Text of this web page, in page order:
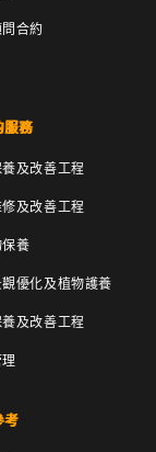
合約
服務
及改善工程
及改善工程
養
優化及植物護養
及改善工程
考